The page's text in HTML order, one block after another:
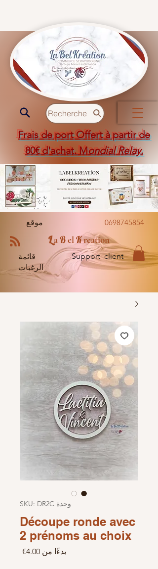
Recherche
Frais de port Offert à partir de
80€ d'achat. Mondial Relay.
موقع 0698745854
LaBelKreation
قائمة
الرغبات
Support client
وحدة SKU: DR2C
Découpe ronde avec
2 prénoms au choix
بدءًا من 4.00€ سعر